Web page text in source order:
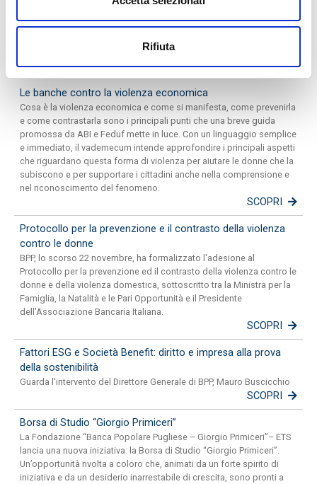
Rifiuta
PRESS ROOM
Le banche contro la violenza economica
Cosa è la violenza economica e come si manifesta, come prevenirla
e come contrastarla sono i principali punti che una breve guida
promossa da ABI e Feduf mette in luce. Con un linguaggio semplice
e immediato, il vademecum intende approfondire i principali aspetti
che riguardano questa forma di violenza per aiutare le donne che la
subiscono e per supportare i cittadini anche nella comprensione e
nel riconoscimento del fenomeno.
SCOPRI
Protocollo per la prevenzione e il contrasto della violenza
contro le donne
BPP, lo scorso 22 novembre, ha formalizzato l'adesione al
Protocollo per la prevenzione ed il contrasto della violenza contro le
donne e della violenza domestica, sottoscritto tra la Ministra per la
Famiglia, la Natalità e le Pari Opportunità e il Presidente
dell'Associazione Bancaria Italiana.
SCOPRI
Fattori ESG e Società Benefit: diritto e impresa alla prova
della sostenibilità
Guarda l'intervento del Direttore Generale di BPP, Mauro Buscicchio
SCOPRI
Borsa di Studio “Giorgio Primiceri”
La Fondazione “Banca Popolare Pugliese – Giorgio Primiceri”– ETS
lancia una nuova iniziativa: la Borsa di Studio “Giorgio Primiceri”.
Un’opportunità rivolta a coloro che, animati da un forte spirito di
iniziativa e da un desiderio inarrestabile di crescita, sono pronti a